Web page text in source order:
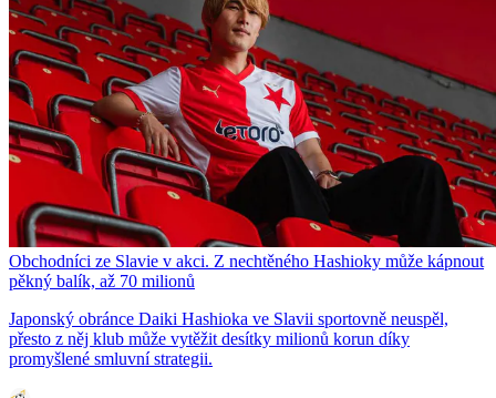
Obchodníci ze Slavie v akci. Z nechtěného Hashioky může kápnout
pěkný balík, až 70 milionů
Japonský obránce Daiki Hashioka ve Slavii sportovně neuspěl,
přesto z něj klub může vytěžit desítky milionů korun díky
promyšlené smluvní strategii.